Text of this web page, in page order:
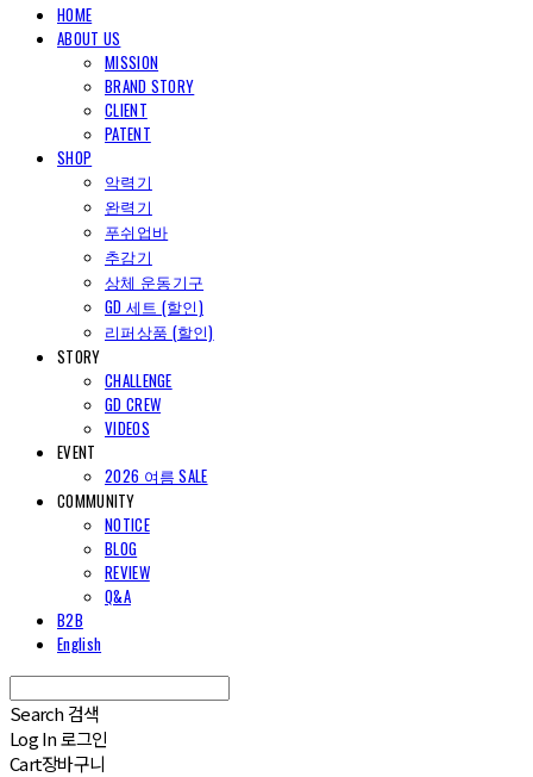
HOME
ABOUT US
MISSION
BRAND STORY
CLIENT
PATENT
SHOP
악력기
완력기
푸쉬업바
추감기
상체 운동기구
GD 세트 (할인)
리퍼상품 (할인)
STORY
CHALLENGE
GD CREW
VIDEOS
EVENT
2026 여름 SALE
COMMUNITY
NOTICE
BLOG
REVIEW
Q&A
B2B
English
Search 검색
Log In로그인
Cart장바구니